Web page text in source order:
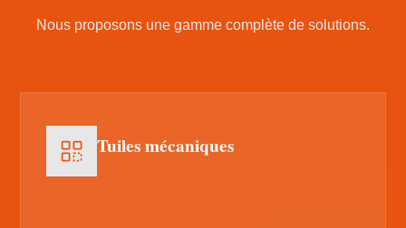
Nous proposons une gamme complète de solutions.
Tuiles mécaniques